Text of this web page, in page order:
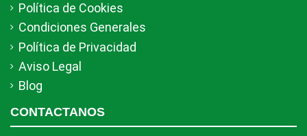
Política de Cookies
Condiciones Generales
Política de Privacidad
Aviso Legal
Blog
CONTACTANOS